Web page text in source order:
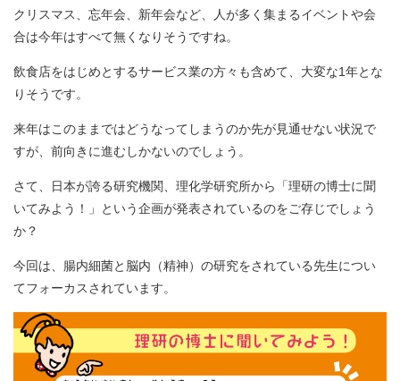
クリスマス、忘年会、新年会など、人が多く集まるイベントや会
合は今年はすべて無くなりそうですね。
飲食店をはじめとするサービス業の方々も含めて、大変な1年とな
りそうです。
来年はこのままではどうなってしまうのか先が見通せない状況で
すが、前向きに進むしかないのでしょう。
さて、日本が誇る研究機関、理化学研究所から「理研の博士に聞
いてみよう！」という企画が発表されているのをご存じでしょう
か？
今回は、腸内細菌と脳内（精神）の研究をされている先生につい
てフォーカスされています。